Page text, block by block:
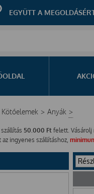
EGYÜTT A
Kötőelemek > Anyák >
50.000 Ft felett. Vásárolj
az ingyenes szállításhoz,